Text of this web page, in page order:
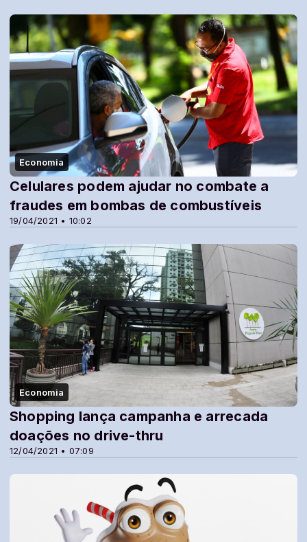
Economia
19/04/2021 • 10:02
Celulares podem ajudar no combate a
fraudes em bombas de combustíveis
Economia
12/04/2021 • 07:09
Shopping lança campanha e arrecada
doações no drive-thru